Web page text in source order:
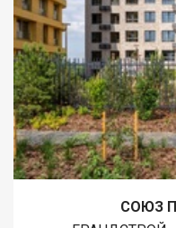
СОЮЗ